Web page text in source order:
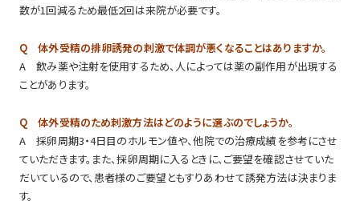
数が1回減るため最低2回は来院が必要です。
Q 体外受精の排卵誘発の刺激で体調が悪くなることはありますか。
A 飲み薬や注射を使用するため、人によっては薬の副作用が出現する
ことがあります。
Q 体外受精のため刺激方法はどのように選ぶのでしょうか。
A 採卵周期3・4日目のホルモン値や、他院での治療成績を参考にさせ
ていただきます。また、採卵周期に入るときに、ご要望を確認させていた
だいているので、患者様のご要望ともすりあわせて誘発方法は決まりま
す。